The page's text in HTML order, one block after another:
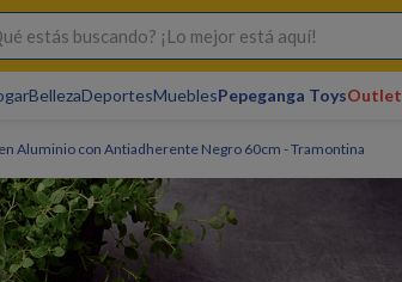
buscando? ¡Lo mejor está aquí!
BellezaDeportesMueblesPepeganga ToysOutlet
Aluminio con Antiadherente Negro 60cm - Tramontina